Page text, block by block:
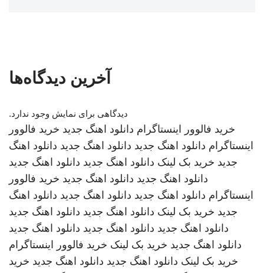
آخرین دیدگاه‌ها
دیدگاهی برای نمایش وجود ندارد.
خرید فالوور اینستاگرام دانلود اهنگ جدید خرید فالوور
اینستاگرام دانلود اهنگ جدید دانلود اهنگ جدید دانلود اهنگ
جدید خرید بک لینک دانلود اهنگ جدید دانلود اهنگ جدید
دانلود اهنگ جدید دانلود اهنگ جدید خرید فالوور
اینستاگرام دانلود اهنگ جدید دانلود اهنگ جدید دانلود اهنگ
جدید خرید بک لینک دانلود اهنگ جدید دانلود اهنگ جدید
دانلود اهنگ جدید دانلود اهنگ جدید دانلود اهنگ جدید
دانلود اهنگ جدید خرید بک لینک خرید فالوور اینستاگرام
خرید بک لینک دانلود اهنگ جدید دانلود اهنگ جدید خرید